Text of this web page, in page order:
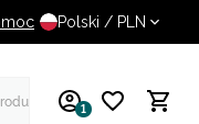
UWAGA NA FAŁSZYWE
Polski / PLN
1